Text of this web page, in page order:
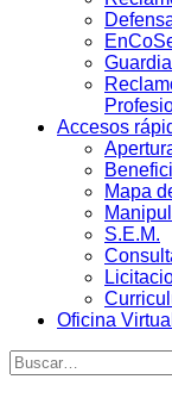
Accesos
Mapa
S.E.M.
Oficina Virtual